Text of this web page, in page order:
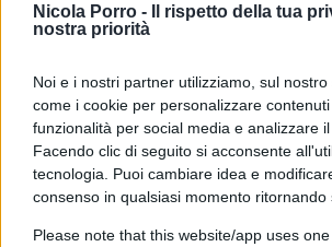
Nicola Porro -
Il rispetto della tua
nostra priorità
Noi e i nostri partner utilizziamo, sul
come i cookie per personalizzare
funzionalità per social media e analizzare
Facendo clic di seguito si acconsente
tecnologia. Puoi cambiare idea e
consenso in qualsiasi momento ritornando
Please note that this website/app uses
4 Luglio 2026, 11:33 11:33
Israele e Ucraina sono stati entrambi
nel caso di Israele la propaganda ha fatto
siano loro gli aggressori.
Rispondi